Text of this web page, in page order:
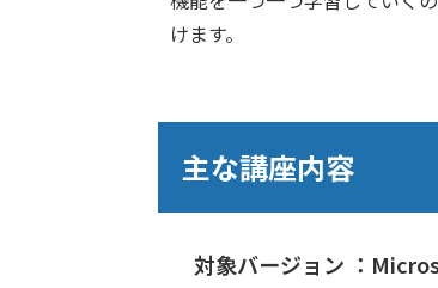
けます。
主な講座内容
対象バージョン ：